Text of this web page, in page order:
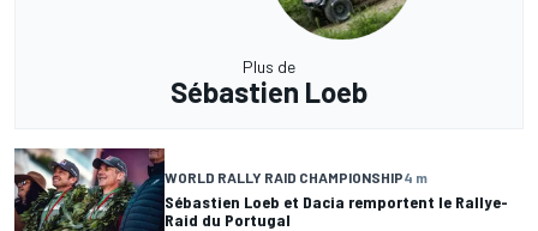
Plus de
Sébastien Loeb
WORLD RALLY RAID CHAMPIONSHIP4 m
Sébastien Loeb et Dacia remportent le Rallye-
Raid du Portugal